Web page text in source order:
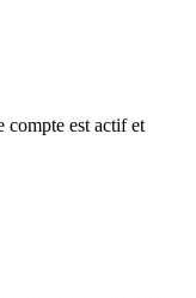
est actif et